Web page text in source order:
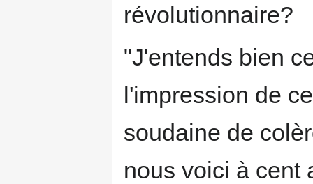
révolutionnaire?
"J'entends bien
l'impression de
soudaine de
nous voici à cent